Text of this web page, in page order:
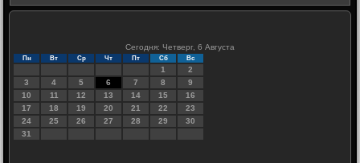
Сегодня: Четверг, 6 Августа
Пн Вт Ср Чт Пт Сб Вс
1
2
3
4 5 6 7 8
9
10
11 12 13 14 15
16
17
18 19 20 21 22
23
24
25 26 27 28 29
30
31